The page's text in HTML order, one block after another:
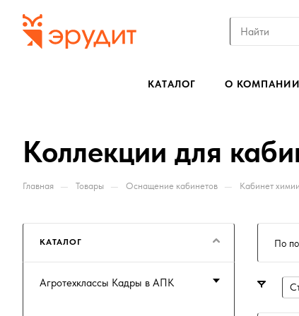
КАТАЛОГ О КОМПАНИИ
Коллекции для
Главная — Товары — Оснащение кабинетов — Кабинет химии
По
КАТАЛОГ
Агротехклассы Кадры в АПК